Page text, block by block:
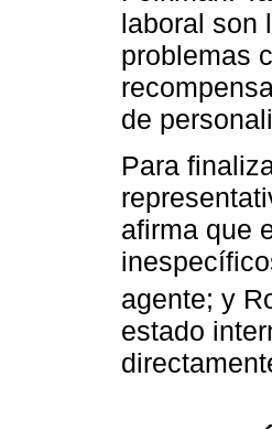
laboral son
problemas
de
Para
afirma que
agente; y
estado